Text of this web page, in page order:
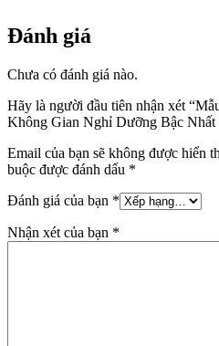
Đánh giá
Chưa có đánh giá nào.
Hãy là người đầu tiên nhận xét
Không Gian Nghỉ Dưỡng Bậc
Email của bạn sẽ không được hiển
buộc được đánh dấu *
Đánh giá của bạn *
Nhận xét của bạn *